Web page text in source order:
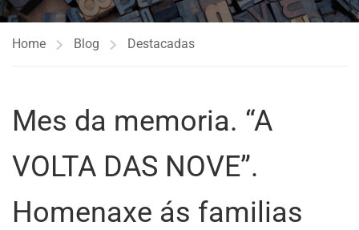
Home Blog Destacadas
Mes da memoria. “A
VOLTA DAS NOVE”.
Homenaxe ás familias